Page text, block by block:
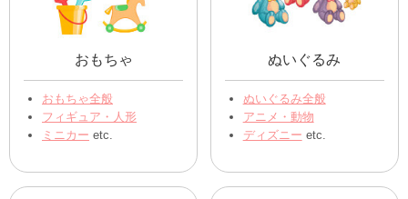
おもちゃ
おもちゃ全般
フィギュア・人形
ミニカー etc.
ぬいぐるみ
ぬいぐるみ全般
アニメ・動物
ディズニー etc.